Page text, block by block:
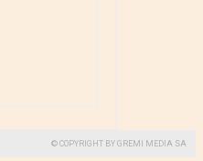
© COPYRIGHT BY GREMI MEDIA SA